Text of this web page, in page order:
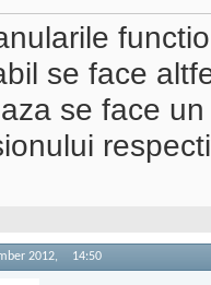
se face
se face
2012, 14:50